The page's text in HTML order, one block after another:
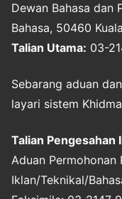
Dewan Bahasa dan
Bahasa, 50460
Talian Utama: 03-
Sebarang aduan
layari sistem
Talian Pengesahan
Aduan Permohonan
Iklan/Teknikal/